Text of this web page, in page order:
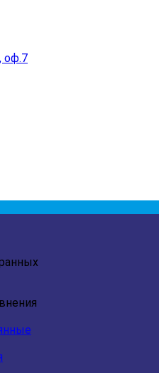
оф.7